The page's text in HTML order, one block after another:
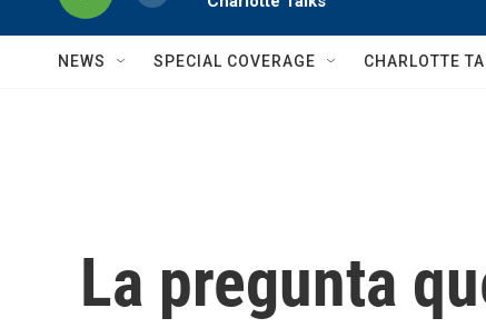
NEWS SPECIAL COVERAGE CHARLOTTE
La pregunta